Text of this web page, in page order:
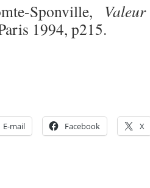
Sponville,
1994, p215.
E-mail Facebook X